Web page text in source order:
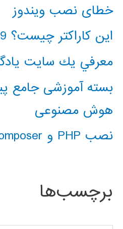
خطای نصب ویندوز
این کاراکتر چیست؟ 65279
معرفي يك سايت
بسته آموزشی جامع
هوش مصنوعی
نصب PHP و composer در ویندوز 10
برچسب‌ها